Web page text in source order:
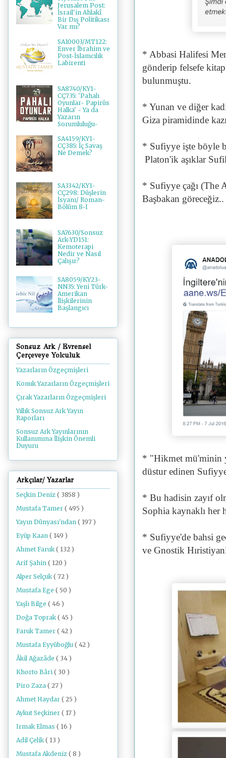
* Abbasi Halifesi
gönderip felsefe
bulunmuştu.
* Yunan ve diğer
Giza piramidinde
* Sufiyye işte böyle
Platon'ik aşıklar
* Sufiyye çağı (The
Başbakan göreceğiz..
* "Hikmet mü'minin
düstur edinen
* Bu hadisin zayıf
Sophia kaynaklı her
* Sufiyye'de bahsi
ve Gnostik
Jerusalem Post:
İsrail'in Ahlakî
Bir Dış Politikası
Var mı?
SA10003/MT122:
Enver İbrahim ve
Post-İslamcılık
Labirenti
SA8740/KY1-
CÇ735: 'Pahalı
Oyunlar- Papirüs
Halka' - Ya da
Yazarın
Sorumluluğu-
SA4159/KY1-
CÇ385: İç Savaş
Ne Demek?
SA3342/KY1-
CÇ298: Düşlerin
İsyanı/ Roman-
Bölüm 8-I
SA7630/Sonsuz
Ark-YD151:
Kemoterapi
Nedir ve Nasıl
Çalışır?
SA8059/KY23-
NN35: Yeni Türk-
Amerikan
İlişkilerinin
Başlangıcı
Sonsuz Ark / Evrensel
Çerçeveye Yolculuk
Yazarların Özgeçmişleri
Konuk Yazarların Özgeçmişleri
Çırak Yazarların Özgeçmişleri
Yıllık Sonsuz Ark Yayın
Raporları
Sonsuz Ark Yayınlarının
Kullanımına İlişkin Önemli
Duyuru
Arkçılar/ Yazarlar
Seçkin Deniz ( 3858 )
Mustafa Tamer ( 495 )
Yayın Dünyası'ndan ( 197 )
Eyüp Kaan ( 149 )
Ahmet Faruk ( 132 )
Arif Şahin ( 120 )
Alper Selçuk ( 72 )
Mustafa Ege ( 50 )
Yaşlı Bilge ( 46 )
Doğa Toprak ( 45 )
Faruk Tamer ( 42 )
Mustafa Eyyüboğlu ( 42 )
Âkil Ağazâde ( 34 )
Khorto Bâri ( 30 )
Piro Zaza ( 27 )
Ahmet Haydar ( 25 )
Aykut Seçkiner ( 17 )
Irmak Elmas ( 16 )
Adil Çelik ( 13 )
Mustafa Akdeniz ( 8 )